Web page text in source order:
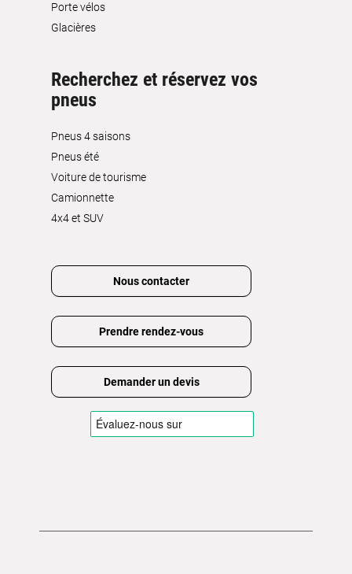
Porte vélos
Glacières
Recherchez et réservez vos
pneus
Pneus 4 saisons
Pneus été
Voiture de tourisme
Camionnette
4x4 et SUV
Nous contacter
Prendre rendez-vous
Demander un devis